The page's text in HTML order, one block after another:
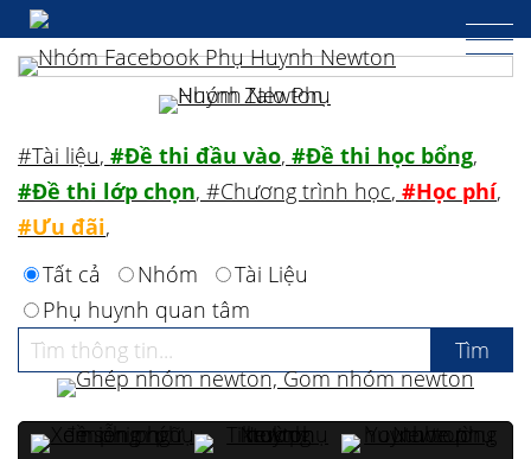
#Tài liệu, #Đề thi đầu vào, #Đề thi học bổng,
#Đề thi lớp chọn, #Chương trình học, #Học phí,
#Ưu đãi,
Tất cả
Nhóm
Tài Liệu
Phụ huynh quan tâm